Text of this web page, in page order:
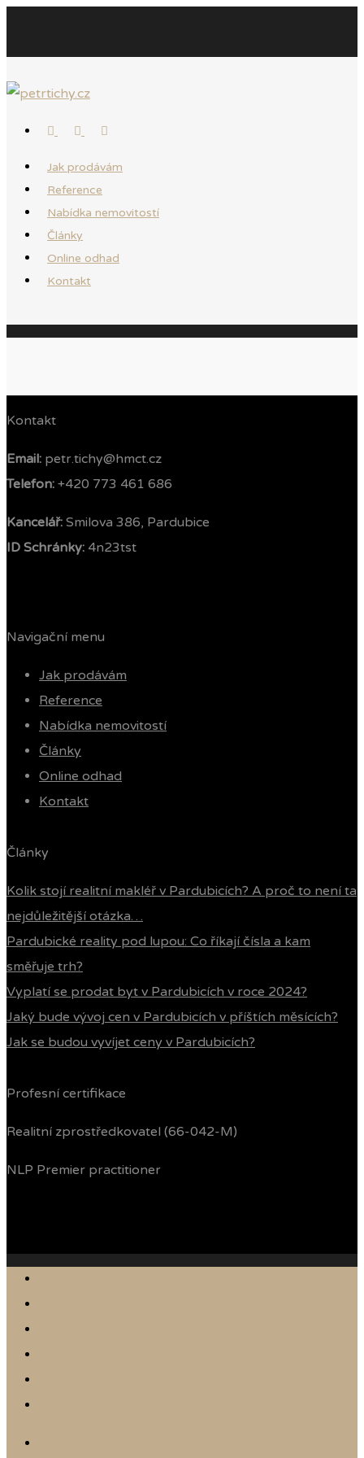
Jak prodávám
Reference
Nabídka nemovitostí
Články
Online odhad
Kontakt
Kontakt
Email: petr.tichy@hmct.cz
Telefon: ‭ +420 773 461 686‬
Kancelář: Smilova 386, Pardubice
ID Schránky: 4n23tst
Navigační menu
Jak prodávám
Reference
Nabídka nemovitostí
Články
Online odhad
Kontakt
Články
Kolik stojí realitní makléř v Pardubicích? A proč to není ta
nejdůležitější otázka…
Pardubické reality pod lupou: Co říkají čísla a kam
směřuje trh?
Vyplatí se prodat byt v Pardubicích v roce 2024?
Jaký bude vývoj cen v Pardubicích v příštích měsících?
Jak se budou vyvíjet ceny v Pardubicích?
Profesní certifikace
Realitní zprostředkovatel (66-042-M)
NLP Premier practitioner